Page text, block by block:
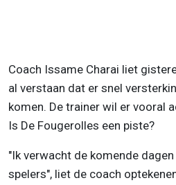
Coach Issame Charai liet
al verstaan dat er snel
komen. De trainer wil er vooral
Is De Fougerolles een piste?
"Ik verwacht de komende
spelers", liet de coach